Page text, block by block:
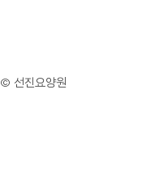
© 선진요양원